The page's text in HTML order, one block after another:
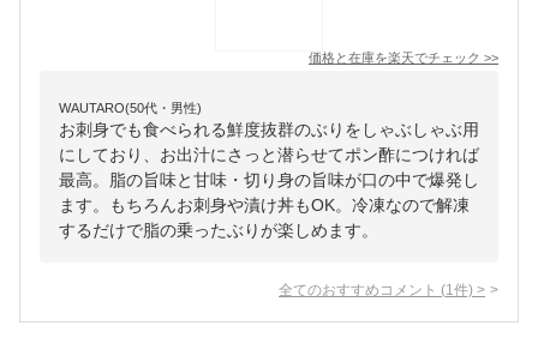
価格と在庫を楽天でチェック >>
WAUTARO(50代・男性)
お刺身でも食べられる鮮度抜群のぶりをしゃぶしゃぶ用
にしており、お出汁にさっと潜らせてポン酢につければ
最高。脂の旨味と甘味・切り身の旨味が口の中で爆発し
ます。もちろんお刺身や漬け丼もOK。冷凍なので解凍
するだけで脂の乗ったぶりが楽しめます。
全てのおすすめコメント (1 件) >